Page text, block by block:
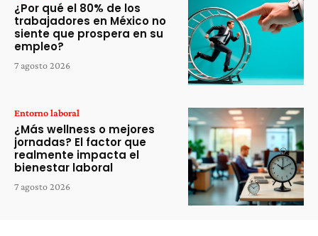
¿Por qué el 80% de los
trabajadores en México no
siente que prospera en su
empleo?
7 agosto 2026
Entorno laboral
¿Más wellness o mejores
jornadas? El factor que
realmente impacta el
bienestar laboral
7 agosto 2026